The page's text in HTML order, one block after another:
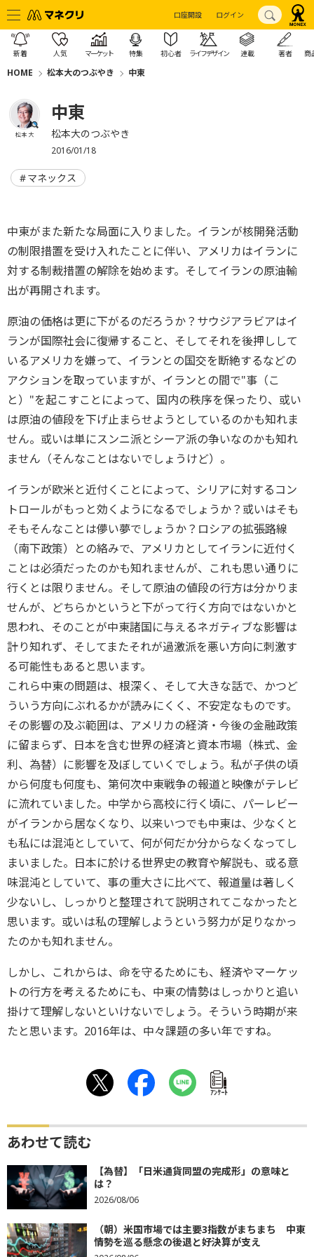
口座開設 ログイン
新着 人気 マーケット 特集 初心者 ライフデザイン 連載 著者 商
HOME 松本大のつぶやき 中東
松本 大
中東
松本大のつぶやき
2016/01/18
マネックス
中東がまた新たな局面に入りました。イランが核開発活動
の制限措置を受け入れたことに伴い、アメリカはイランに
対する制裁措置の解除を始めます。そしてイランの原油輸
出が再開されます。
原油の価格は更に下がるのだろうか？サウジアラビアはイ
ランが国際社会に復帰すること、そしてそれを後押しして
いるアメリカを嫌って、イランとの国交を断絶するなどの
アクションを取っていますが、イランとの間で"事（こ
と）"を起こすことによって、国内の秩序を保ったり、或い
は原油の値段を下げ止まらせようとしているのかも知れま
せん。或いは単にスンニ派とシーア派の争いなのかも知れ
ません（そんなことはないでしょうけど）。
イランが欧米と近付くことによって、シリアに対するコン
トロールがもっと効くようになるでしょうか？或いはそも
そもそんなことは儚い夢でしょうか？ロシアの拡張路線
（南下政策）との絡みで、アメリカとしてイランに近付く
ことは必須だったのかも知れませんが、これも思い通りに
行くとは限りません。そして原油の値段の行方は分かりま
せんが、どちらかというと下がって行く方向ではないかと
思われ、そのことが中東諸国に与えるネガティブな影響は
計り知れず、そしてまたそれが過激派を悪い方向に刺激す
る可能性もあると思います。
これら中東の問題は、根深く、そして大きな話で、かつど
ういう方向にぶれるかが読みにくく、不安定なものです。
その影響の及ぶ範囲は、アメリカの経済・今後の金融政策
に留まらず、日本を含む世界の経済と資本市場（株式、金
利、為替）に影響を及ぼしていくでしょう。私が子供の頃
から何度も何度も、第何次中東戦争の報道と映像がテレビ
に流れていました。中学から高校に行く頃に、パーレビー
がイランから居なくなり、以来いつでも中東は、少なくと
も私には混沌としていて、何が何だか分からなくなってし
まいました。日本に於ける世界史の教育や解説も、或る意
味混沌としていて、事の重大さに比べて、報道量は著しく
少ないし、しっかりと整理されて説明されてこなかったと
思います。或いは私の理解しようという努力が足りなかっ
たのかも知れません。
しかし、これからは、命を守るためにも、経済やマーケッ
トの行方を考えるためにも、中東の情勢はしっかりと追い
掛けて理解しないといけないでしょう。そういう時期が来
たと思います。2016年は、中々課題の多い年ですね。
ｱﾝｹｰﾄ
あわせて読む
【為替】「日米通貨同盟の完成形」の意味と
は？
2026/08/06
（朝）米国市場では主要3指数がまちまち 中東
情勢を巡る懸念の後退と好決算が支え